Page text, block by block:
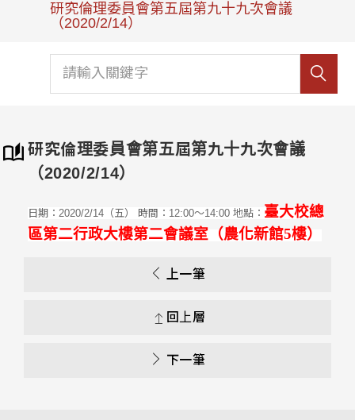
研究倫理委員會第五屆第九十九次會議
（2020/2/14）
研究倫理委員會第五屆第九十九次會議
（2020/2/14）
日期：2020/2/14（五） 時間：12:00～14:00 地點： 臺大校總
區第二行政大樓第二會議室（農化新館5樓）
上一筆
回上層
下一筆